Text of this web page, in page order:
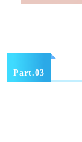
Part.03